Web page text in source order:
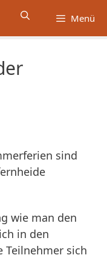
Menü
sind
wie man den
in den
Teilnehmer sich